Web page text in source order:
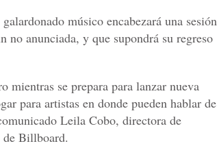
músico encabezará una sesión
no anunciada, y que supondrá su regreso
mientras se prepara para lanzar nueva
para artistas en donde pueden hablar de
Leila Cobo, directora de
Billboard.